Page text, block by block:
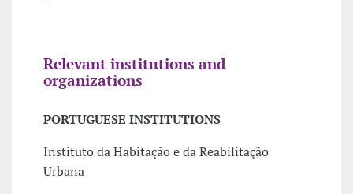
Relevant institutions and
organizations
PORTUGUESE INSTITUTIONS
Instituto da Habitação e da Reabilitação
Urbana